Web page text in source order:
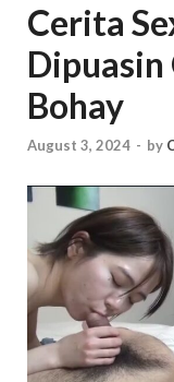
Cerita
Dipuasin
Bohay
August 3, 2024 - by